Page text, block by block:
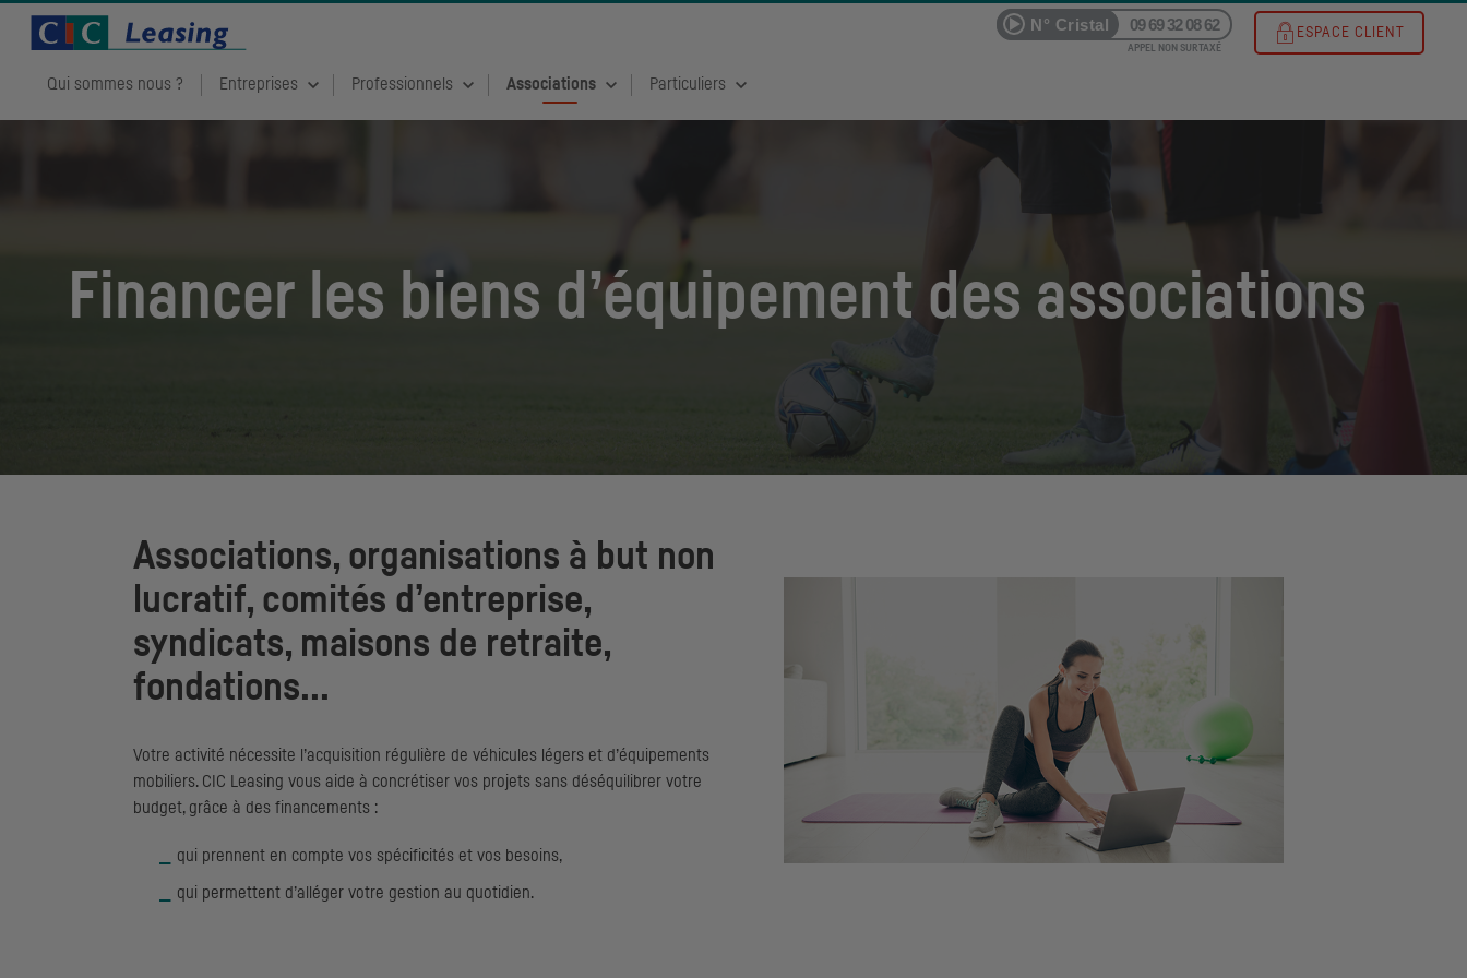
N° Cristal 09 69 32 08 62
APPEL NON SURTAXÉ
ESPACE CLIENT
Qui sommes nous ? Entreprises Professionnels Associations Particuliers
Financer les biens d’équipement des associations
Associations, organisations à but non
lucratif, comités d’entreprise,
syndicats, maisons de retraite,
fondations...
Votre activité nécessite l’acquisition régulière de véhicules légers et d’équipements
mobiliers. CIC Leasing vous aide à concrétiser vos projets sans déséquilibrer votre
budget, grâce à des financements :
qui prennent en compte vos spécificités et vos besoins,
qui permettent d’alléger votre gestion au quotidien.